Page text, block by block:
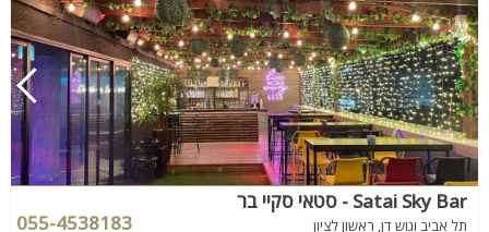
Satai Sky Bar - סטאי סקיי בר
תל אביב וגוש דן, ראשון לציון 055-4538183